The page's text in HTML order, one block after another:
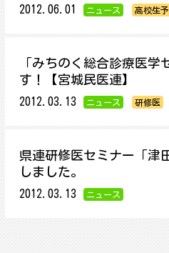
2012.06.01 ニュース 高校生
「みちのく総合診療医学
す！【宮城民医連】
2012.03.13 ニュース 研修医
県連研修医セミナー「津
しました。
2012.03.13 ニュース